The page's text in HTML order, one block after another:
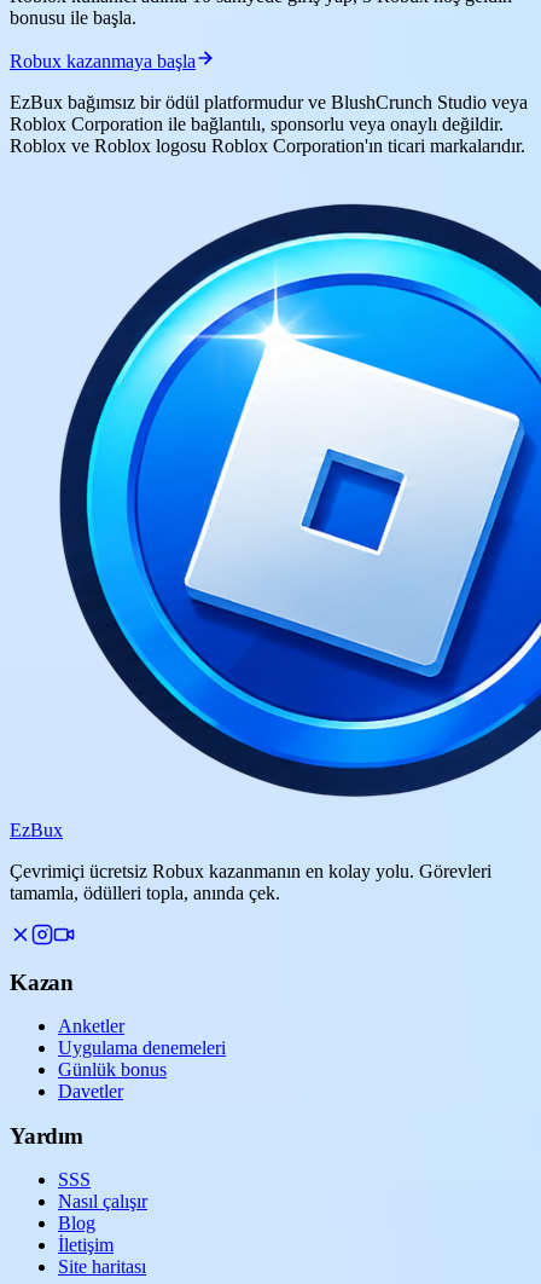
bonusu ile başla.
Robux kazanmaya başla
EzBux bağımsız bir ödül platformudur ve BlushCrunch Studio veya
Roblox Corporation ile bağlantılı, sponsorlu veya onaylı değildir.
Roblox ve Roblox logosu Roblox Corporation'ın ticari markalarıdır.
EzBux
Çevrimiçi ücretsiz Robux kazanmanın en kolay yolu. Görevleri
tamamla, ödülleri topla, anında çek.
Kazan
Anketler
Uygulama denemeleri
Günlük bonus
Davetler
Yardım
SSS
Nasıl çalışır
Blog
İletişim
Site haritası